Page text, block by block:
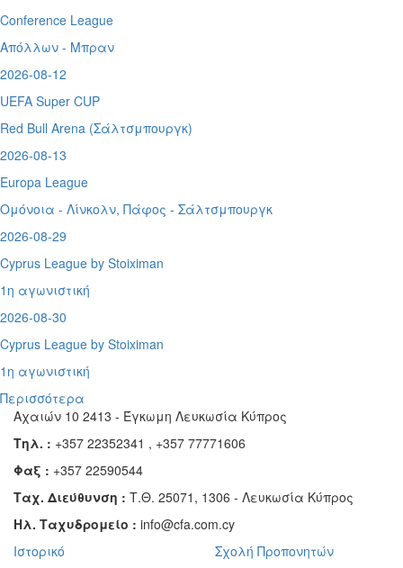
Conference League
Απόλλων - Μπραν
2026-08-12
UEFA Super CUP
Red Bull Arena (Σάλτσμπουργκ)
2026-08-13
Europa League
Ομόνοια - Λίνκολν, Πάφος - Σάλτσμπουργκ
2026-08-29
Cyprus League by Stoiximan
1η αγωνιστική
2026-08-30
Cyprus League by Stoiximan
1η αγωνιστική
Περισσότερα
Αχαιών 10 2413 - Έγκωμη Λευκωσία Κύπρος
Τηλ. : +357 22352341 , +357 77771606
Φαξ : +357 22590544
Ταχ. Διεύθυνση : Τ.Θ. 25071, 1306 - Λευκωσία Κύπρος
Ηλ. Ταχυδρομείο : info@cfa.com.cy
Ιστορικό
Σχολή Προπονητών